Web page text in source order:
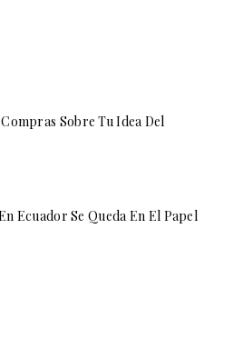
Sobre Tu Idea Del
Ecuador Se Queda En El Papel